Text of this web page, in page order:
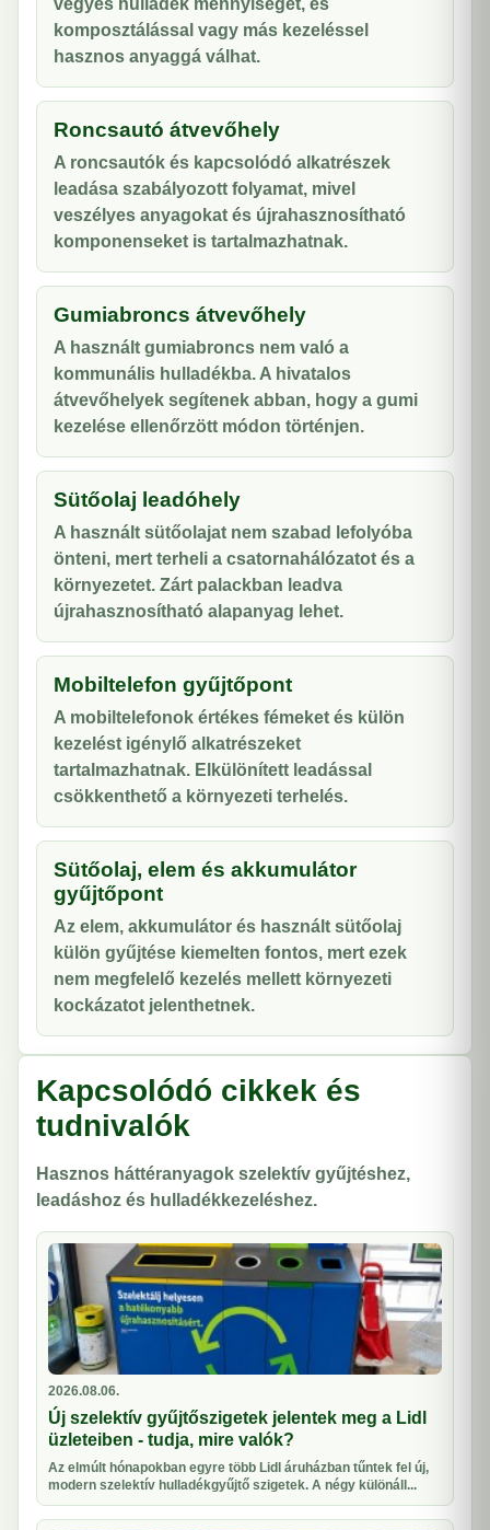
vegyes hulladék mennyiségét, és
komposztálással vagy más kezeléssel
hasznos anyaggá válhat.
Roncsautó átvevőhely
A roncsautók és kapcsolódó alkatrészek
leadása szabályozott folyamat, mivel
veszélyes anyagokat és újrahasznosítható
komponenseket is tartalmazhatnak.
Gumiabroncs átvevőhely
A használt gumiabroncs nem való a
kommunális hulladékba. A hivatalos
átvevőhelyek segítenek abban, hogy a gumi
kezelése ellenőrzött módon történjen.
Sütőolaj leadóhely
A használt sütőolajat nem szabad lefolyóba
önteni, mert terheli a csatornahálózatot és a
környezetet. Zárt palackban leadva
újrahasznosítható alapanyag lehet.
Mobiltelefon gyűjtőpont
A mobiltelefonok értékes fémeket és külön
kezelést igénylő alkatrészeket
tartalmazhatnak. Elkülönített leadással
csökkenthető a környezeti terhelés.
Sütőolaj, elem és akkumulátor
gyűjtőpont
Az elem, akkumulátor és használt sütőolaj
külön gyűjtése kiemelten fontos, mert ezek
nem megfelelő kezelés mellett környezeti
kockázatot jelenthetnek.
Kapcsolódó cikkek és
tudnivalók
Hasznos háttéranyagok szelektív gyűjtéshez,
leadáshoz és hulladékkezeléshez.
2026.08.06.
Új szelektív gyűjtőszigetek jelentek meg a Lidl
üzleteiben - tudja, mire valók?
Az elmúlt hónapokban egyre több Lidl áruházban tűntek fel új,
modern szelektív hulladékgyűjtő szigetek. A négy különáll...